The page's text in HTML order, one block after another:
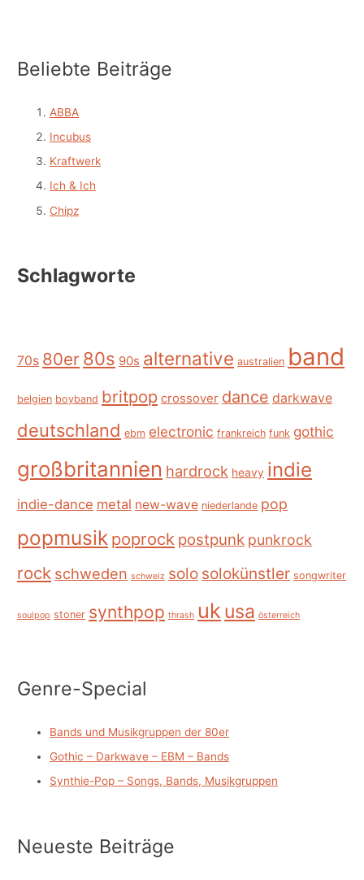
Beliebte Beiträge
ABBA
Incubus
Kraftwerk
Ich & Ich
Chipz
Schlagworte
70s 80er 80s 90s alternative australien band
belgien boyband britpop crossover dance darkwave
deutschland ebm electronic frankreich funk gothic
großbritannien hardrock heavy indie
indie-dance metal new-wave niederlande pop
popmusik poprock postpunk punkrock
rock schweden schweiz solo solokünstler songwriter
soulpop stoner synthpop thrash ukusa österreich
Genre-Special
Bands und Musikgruppen der 80er
Gothic – Darkwave – EBM – Bands
Synthie-Pop – Songs, Bands, Musikgruppen
Neueste Beiträge